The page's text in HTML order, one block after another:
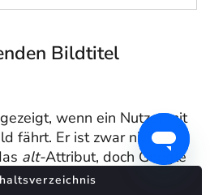
Bildtitel
wenn ein Nutzer mit
fährt. Er ist zwar nicht so
alt-Attribut, doch Google
hinzuzufügen. Im